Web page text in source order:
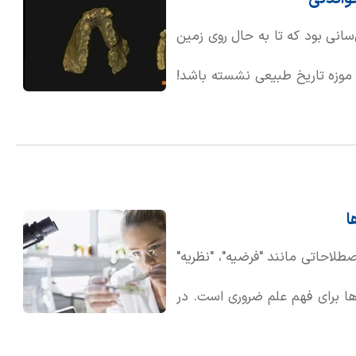
بود که تا به حال روی زمین
پوندی در گوشه‌ای از موزه تاریخ طبیعی نشسته باشد!
اما به مراتب از یک گوریل
مانند "فرضیه"، "نظریه"
برای فهم علم ضروری است. در
در علم، نظریه جایگاه بسیار